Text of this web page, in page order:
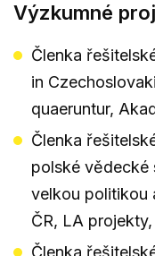
Výzkumné
Členka
in
quaeruntur,
Členka
polské vědecké
velkou politikou
ČR, LA
Členka